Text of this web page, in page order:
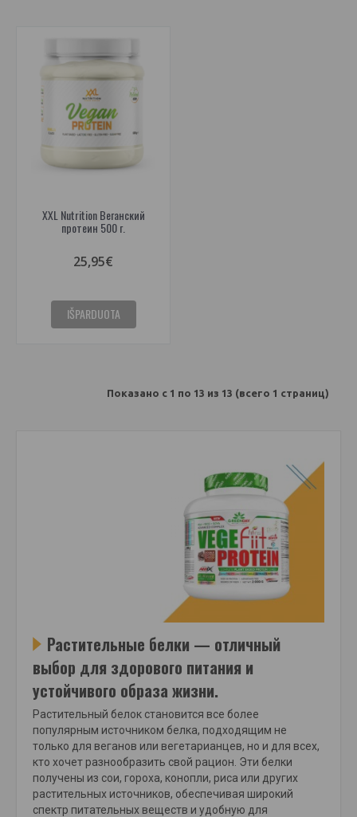
XXL Nutrition Веганский
протеин 500 г.
25,95€
IŠPARDUOTA
Показано с 1 по 13 из 13 (всего 1 страниц)
Растительные белки — отличный
выбор для здорового питания и
устойчивого образа жизни.
Растительный белок становится все более
популярным источником белка, подходящим не
только для веганов или вегетарианцев, но и для всех,
кто хочет разнообразить свой рацион. Эти белки
получены из сои, гороха, конопли, риса или других
растительных источников, обеспечивая широкий
спектр питательных веществ и удобную для